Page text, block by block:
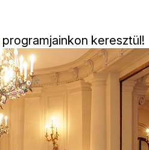
programjainkon keresztül!